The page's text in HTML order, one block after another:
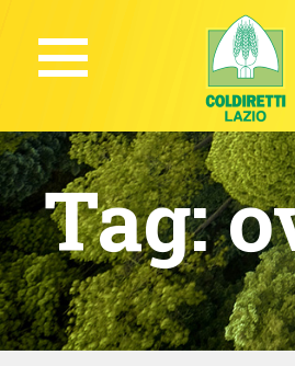
Tag: